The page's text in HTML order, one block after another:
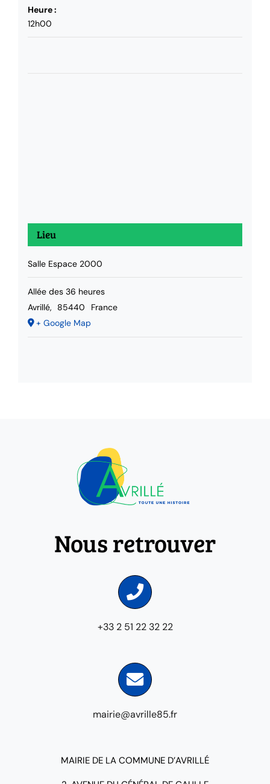
Heure :
12h00
Lieu
Salle Espace 2000
Allée des 36 heures
Avrillé, 85440
France
+ Google Map
Nous retrouver
+33 2 51 22 32 22
mairie@avrille85.fr
MAIRIE DE LA COMMUNE D’AVRILLÉ